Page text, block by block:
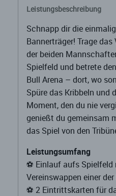
Leistungsbeschreibung
Schnapp dir die
Bannerträger! Trage
der beiden
Spielfeld und betrete
Bull Arena – dort, wo
Spüre das Kribbeln und
Moment, den du nie
genießt du gemeinsam
das Spiel von den
Leistungsumfang
⚽️ Einlauf aufs Spielfeld
Vereinswappen einer
⚽️ 2 Eintrittskarten für